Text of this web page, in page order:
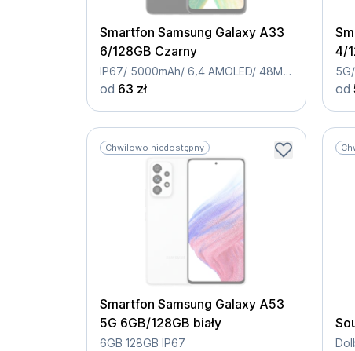
Smartfon Samsung Galaxy A33
6/128GB Czarny
IP67/ 5000mAh/ 6,4 AMOLED/ 48Mpix / Dual Sim
od 63 zł
4/
od
Chwilowo niedostępny
Smartfon Samsung Galaxy A53
5G 6GB/128GB biały
6GB 128GB IP67